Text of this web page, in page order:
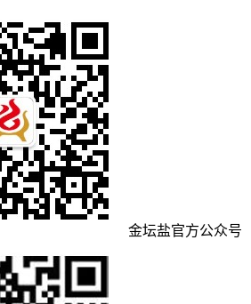
金坛盐官方公众号